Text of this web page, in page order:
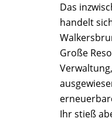
Das
handelt
Große
Ihr stieß